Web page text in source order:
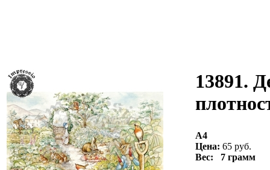
13891.
А4
Цена: 65 руб.
Вес: 7 грамм